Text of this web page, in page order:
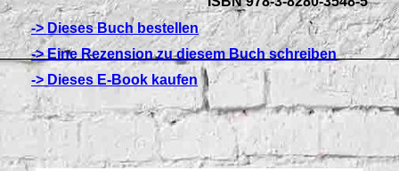
-> Dieses Buch bestellen
-> Eine Rezension zu diesem Buch schreiben
-> Dieses E-Book kaufen